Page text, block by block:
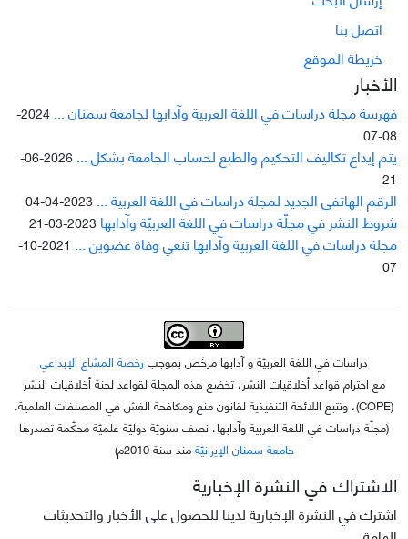
اتصل بنا
خريطة الموقع
الأخبار
فهرسة مجلة دراسات في اللغة العربية وآدابها لجامعة سمنان ...
2024-
08-07
يتم إيداع تکاليف التحکيم والطبع لحساب الجامعة بشکل ...
2026-06-
21
الرقم الهاتفي الجديد لمجلة دراسات في اللغة العربية ... 2023-04-04
شروط النشر في مجلّة دراسات في اللغة العربيّة وآدابها 2023-03-21
مجلة دراسات في اللغة العربية وآدابها تنعي وفاة عضوين ...
2021-10-
07
دراسات في اللغة العربيّة و آدابها مرخّص بموجب رخصة المشاع الإبداعي
مع احترام قواعد أخلاقيات النشر، تخضع هذه المجلة لقواعد لجنة أخلاقيات النشر
(COPE)، وتتبع اللائحة التنفيذية لقانون منع ومكافحة الغش في المصنفات العلمية.
(مجلّة دراسات في اللغة العربية وآدابها، نصف سنويّة دوليّة علميّة محکّمة تصدرها
جامعة سمنان الإيرانيّةمنذ سنة 2010م)
الاشتراك في النشرة الإخبارية
اشترك في النشرة الإخبارية لدينا للحصول على الأخبار والتحديثات